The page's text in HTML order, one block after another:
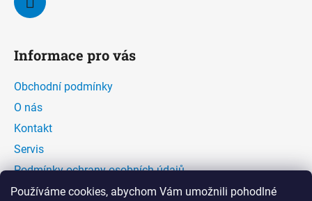
Používáme cookies, abychom Vám umožnili pohodlné
Informace pro vás
Obchodní podmínky
O nás
Kontakt
Servis
Podmínky ochrany osobních údajů
Kontaktní formulář